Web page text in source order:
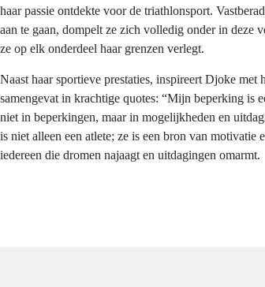
haar passie ontdekte voor de triathlonsport.
aan te gaan, dompelt ze zich volledig onder in deze
ze op elk onderdeel haar grenzen verlegt.
Naast haar sportieve prestaties, inspireert Djoke met
samengevat in krachtige quotes: “Mijn beperking is
niet in beperkingen, maar in mogelijkheden en
is niet alleen een atlete; ze is een bron van motivatie
iedereen die dromen najaagt en uitdagingen omarmt.